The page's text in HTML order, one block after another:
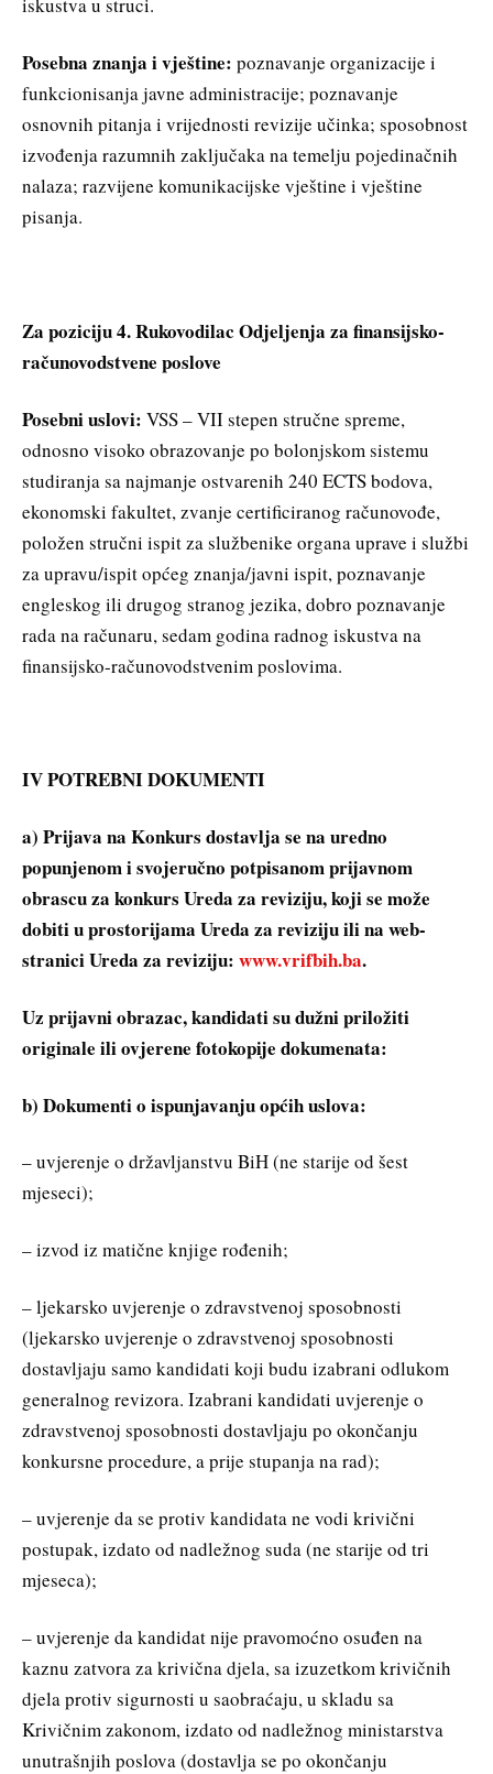
iskustva u struci.
Posebna znanja i vještine: poznavanje organizacije i
funkcionisanja javne administracije; poznavanje
osnovnih pitanja i vrijednosti revizije učinka; sposobnost
izvođenja razumnih zaključaka na temelju pojedinačnih
nalaza; razvijene komunikacijske vještine i vještine
pisanja.
Za poziciju 4. Rukovodilac Odjeljenja za finansijsko-
računovodstvene poslove
Posebni uslovi: VSS – VII stepen stručne spreme,
odnosno visoko obrazovanje po bolonjskom sistemu
studiranja sa najmanje ostvarenih 240 ECTS bodova,
ekonomski fakultet, zvanje certificiranog računovođe,
položen stručni ispit za službenike organa uprave i službi
za upravu/ispit općeg znanja/javni ispit, poznavanje
engleskog ili drugog stranog jezika, dobro poznavanje
rada na računaru, sedam godina radnog iskustva na
finansijsko-računovodstvenim poslovima.
IV POTREBNI DOKUMENTI
a) Prijava na Konkurs dostavlja se na uredno
popunjenom i svojeručno potpisanom prijavnom
obrascu za konkurs Ureda za reviziju, koji se može
dobiti u prostorijama Ureda za reviziju ili na web-
stranici Ureda za reviziju: www.vrifbih.ba.
Uz prijavni obrazac, kandidati su dužni priložiti
originale ili ovjerene fotokopije dokumenata:
b) Dokumenti o ispunjavanju općih uslova:
– uvjerenje o državljanstvu BiH (ne starije od šest
mjeseci);
– izvod iz matične knjige rođenih;
– ljekarsko uvjerenje o zdravstvenoj sposobnosti
(ljekarsko uvjerenje o zdravstvenoj sposobnosti
dostavljaju samo kandidati koji budu izabrani odlukom
generalnog revizora. Izabrani kandidati uvjerenje o
zdravstvenoj sposobnosti dostavljaju po okončanju
konkursne procedure, a prije stupanja na rad);
– uvjerenje da se protiv kandidata ne vodi krivični
postupak, izdato od nadležnog suda (ne starije od tri
mjeseca);
– uvjerenje da kandidat nije pravomoćno osuđen na
kaznu zatvora za krivična djela, sa izuzetkom krivičnih
djela protiv sigurnosti u saobraćaju, u skladu sa
Krivičnim zakonom, izdato od nadležnog ministarstva
unutrašnjih poslova (dostavlja se po okončanju